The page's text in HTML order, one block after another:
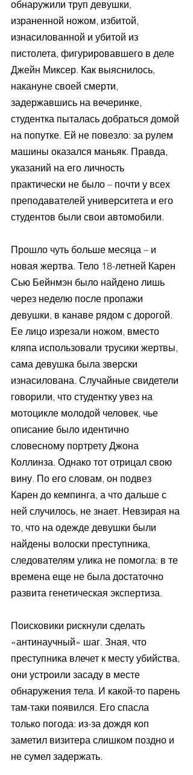
обнаружили труп девушки,
израненной ножом, избитой,
изнасилованной и убитой из
пистолета, фигурировавшего в деле
Джейн Миксер. Как выяснилось,
накануне своей смерти,
задержавшись на вечеринке,
студентка пыталась добраться домой
на попутке. Ей не повезло: за рулем
машины оказался маньяк. Правда,
указаний на его личность
практически не было – почти у всех
преподавателей университета и его
студентов были свои автомобили.
Прошло чуть больше месяца – и
новая жертва. Тело 18-летней Карен
Сью Бейнмэн было найдено лишь
через неделю после пропажи
девушки, в канаве рядом с дорогой.
Ее лицо изрезали ножом, вместо
кляпа использовали трусики жертвы,
сама девушка была зверски
изнасилована. Случайные свидетели
говорили, что студентку увез на
мотоцикле молодой человек, чье
описание было идентично
словесному портрету Джона
Коллинза. Однако тот отрицал свою
вину. По его словам, он подвез
Карен до кемпинга, а что дальше с
ней случилось, не знает. Невзирая на
то, что на одежде девушки были
найдены волоски преступника,
следователям улика не помогла: в те
времена еще не была достаточно
развита генетическая экспертиза.
Поисковики рискнули сделать
«антинаучный» шаг. Зная, что
преступника влечет к месту убийства,
они устроили засаду в месте
обнаружения тела. И какой-то парень
там-таки появился. Его спасла
только погода: из-за дождя коп
заметил визитера слишком поздно и
не сумел задержать.